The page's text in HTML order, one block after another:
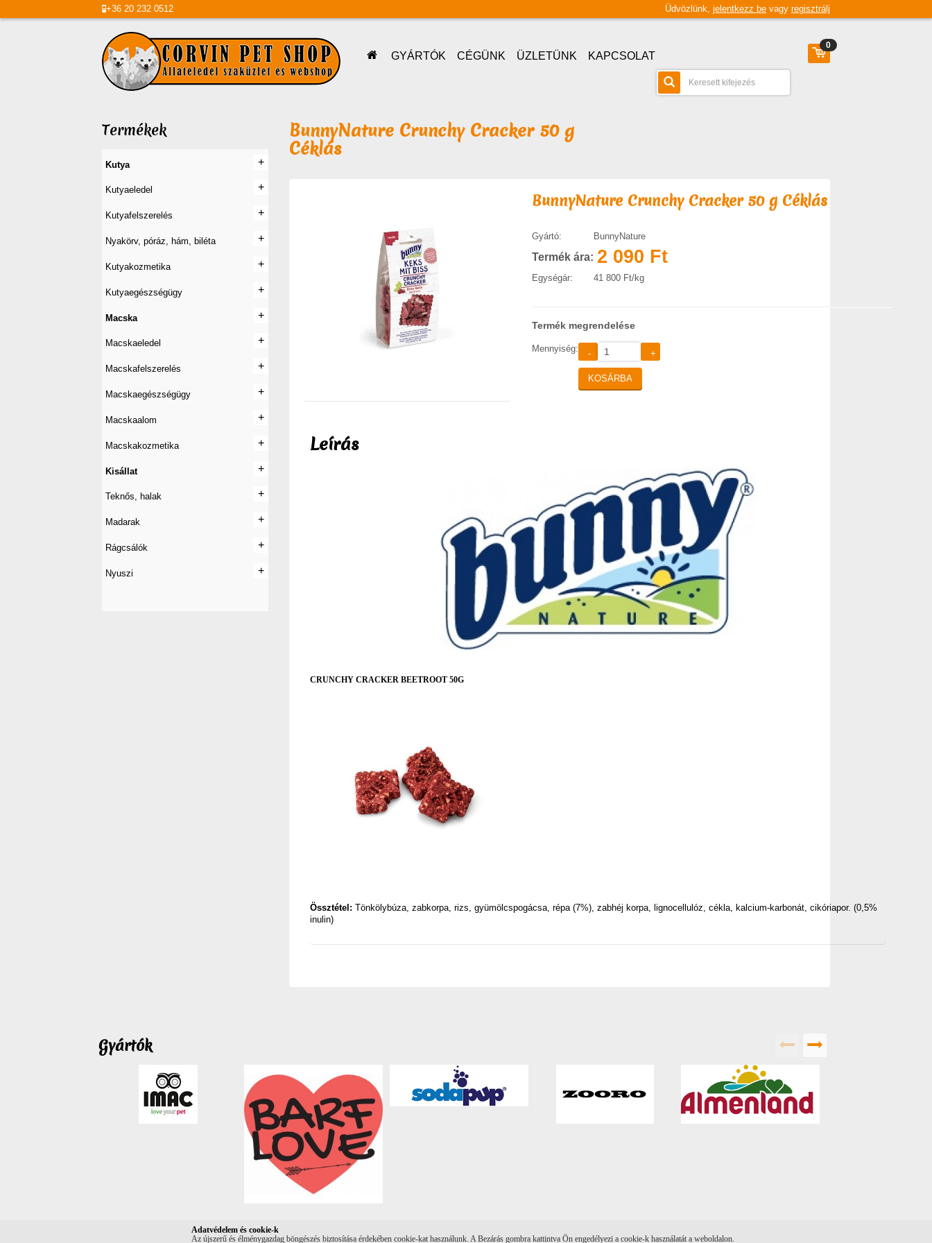
+36 20 232 0512 Üdvözlünk, jelentkezz be vagy regisztrálj
GYÁRTÓK CÉGÜNK ÜZLETÜNK KAPCSOLAT
0
BunnyNature Crunchy Cracker 50 g
Céklás
BunnyNature Crunchy Cracker 50 g Céklás
Gyártó: BunnyNature
Termék ára: 2 090 Ft
Egységár: 41 800 Ft/kg
Termék megrendelése
Mennyiség: - +
KOSÁRBA
Leírás
CRUNCHY CRACKER BEETROOT 50G
Össztétel: Tönkölybúza, zabkorpa, rizs, gyümölcspogácsa, répa (7%), zabhéj korpa, lignocellulóz, cékla, kalcium-karbonát, cikóriapor. (0,5%
inulin)
Termékek
Kutya +
+
Kutyaeledel +
+
Kutyafelszerelés +
+
Nyakörv, póráz, hám, biléta +
+
Kutyakozmetika +
+
Kutyaegészségügy +
+
Macska +
+
Macskaeledel +
+
Macskafelszerelés +
+
Macskaegészségügy +
+
Macskaalom +
+
Macskakozmetika +
+
Kisállat +
+
Teknős, halak +
+
Madarak +
+
Rágcsálók +
+
Nyuszi +
+
Gyártók
Adatvédelem és cookie-k
Az újszerű és élménygazdag böngészés biztosítása érdekében cookie-kat használunk. A Bezárás gombra kattintva Ön engedélyezi a cookie-k használatát a weboldalon.